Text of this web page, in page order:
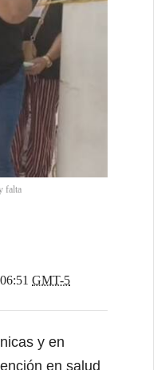
falta
GMT-5
y en
en salud